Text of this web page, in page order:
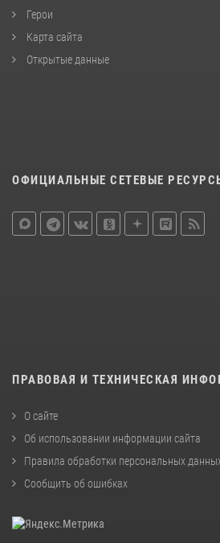
Герои
Карта сайта
Открытые данные
ОФИЦИАЛЬНЫЕ СЕТЕВЫЕ
ПРАВОВАЯ И ТЕХНИЧЕСКАЯ
О сайте
Об использовании информации сайта
Правила обработки персональных
Сообщить об ошибках